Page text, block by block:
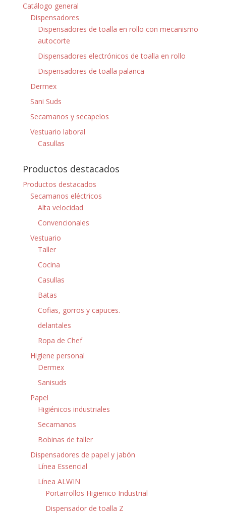
Catálogo general
Dispensadores
Dispensadores de toalla en rollo con mecanismo
autocorte
Dispensadores electrónicos de toalla en rollo
Dispensadores de toalla palanca
Dermex
Sani Suds
Secamanos y secapelos
Vestuario laboral
Casullas
Productos destacados
Productos destacados
Secamanos eléctricos
Alta velocidad
Convencionales
Vestuario
Taller
Cocina
Casullas
Batas
Cofias, gorros y capuces.
delantales
Ropa de Chef
Higiene personal
Dermex
Sanisuds
Papel
Higiénicos industriales
Secamanos
Bobinas de taller
Dispensadores de papel y jabón
Línea Essencial
Línea ALWIN
Portarrollos Higienico Industrial
Dispensador de toalla Z